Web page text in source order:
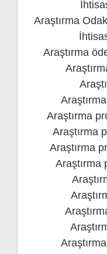
Araştırma
Araştırma
Araştırma
Araştırma
Araştırma
Araştırma